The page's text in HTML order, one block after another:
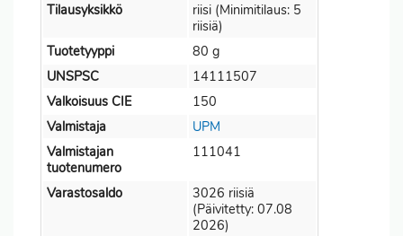
Tilausyksikkö
riisi (Minimitilaus: 5
riisiä)
Tuotetyyppi
80 g
UNSPSC
14111507
Valkoisuus CIE
150
Valmistaja
UPM
Valmistajan
tuotenumero
111041
Varastosaldo
3026 riisiä
(Päivitetty: 07.08
2026)